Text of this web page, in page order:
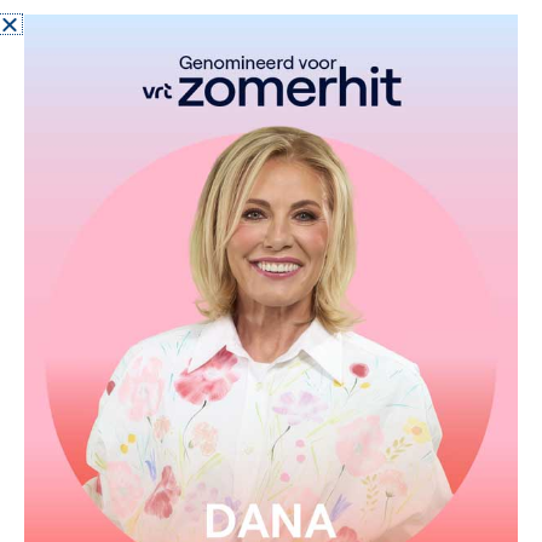
Ik en jij verstaan elkaar BEKIJK
Voor altijd BEKIJK
Een leven zonder jou
Geef mij de mooiste nacht
Vaarwel vader BEKIJK
Wie? BEKIJK
EAN code: 724353051426